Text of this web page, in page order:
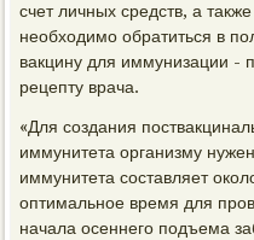
счет личных средств, а
необходимо обратиться в
вакцину для иммунизации -
рецепту врача.
«Для создания
иммунитета организму
иммунитета составляет
оптимальное время для
начала осеннего подъема